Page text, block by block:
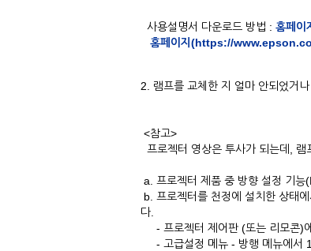
사용설명서 다운로드 방법 : 홈페이
홈페이지(https://
2. 램프를 교체한 지 얼마 안되었거
<참고>
프로젝터 영상은 투사가 되는데,
a. 프로젝터 제품 중 방향 설정 기
b. 프로젝터를 천정에 설치한 상태
다.
- 프로젝터 제어판 (또는 리모콘)
- 고급설정 메뉴 - 방행 메뉴에서